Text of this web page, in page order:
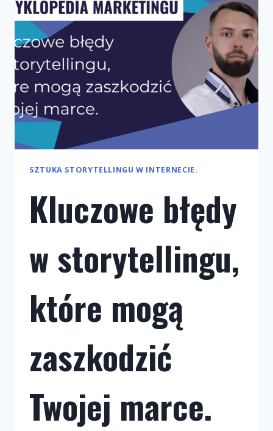
SZTUKĘ
OPOWIADANIA
SZTUKA STORYTELLINGU W INTERNECIE.
Kluczowe błędy
w storytellingu,
które mogą
zaszkodzić
Twojej marce.